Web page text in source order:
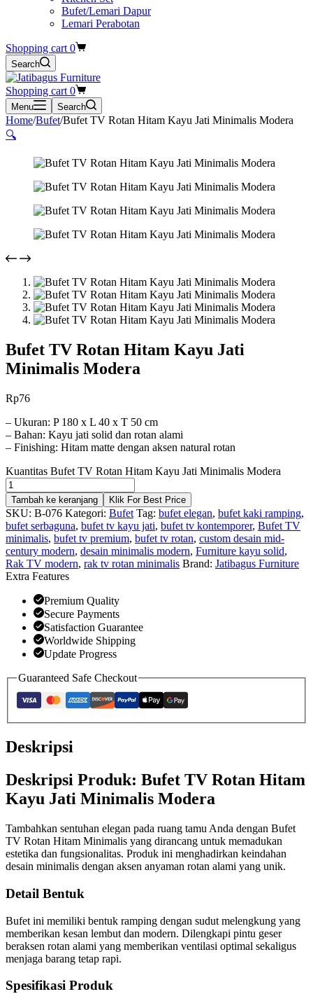
Bufet/Lemari Dapur
Lemari Perabotan
Shopping cart 0
Search
Shopping cart 0
Menu Search
Home/Bufet/Bufet TV Rotan Hitam Kayu Jati Minimalis Modera
🔍
Bufet TV Rotan Hitam Kayu Jati
Minimalis Modera
Rp76
– Ukuran: P 180 x L 40 x T 50 cm
– Bahan: Kayu jati solid dan rotan alami
– Finishing: Hitam matte dengan aksen natural rotan
Kuantitas Bufet TV Rotan Hitam Kayu Jati Minimalis Modera
Tambah ke keranjang Klik For Best Price
SKU: B-076 Kategori: Bufet Tag: bufet elegan, bufet kaki ramping,
bufet serbaguna, bufet tv kayu jati, bufet tv kontemporer, Bufet TV
minimalis, bufet tv premium, bufet tv rotan, custom desain mid-
century modern, desain minimalis modern, Furniture kayu solid,
Rak TV modern, rak tv rotan minimalis Brand: Jatibagus Furniture
Extra Features
Premium Quality
Secure Payments
Satisfaction Guarantee
Worldwide Shipping
Update Progress
Guaranteed Safe Checkout
Deskripsi
Deskripsi Produk: Bufet TV Rotan Hitam
Kayu Jati Minimalis Modera
Tambahkan sentuhan elegan pada ruang tamu Anda dengan Bufet
TV Rotan Hitam Minimalis yang dirancang untuk memadukan
estetika dan fungsionalitas. Produk ini menghadirkan keindahan
desain minimalis dengan aksen anyaman rotan alami yang unik.
Detail Bentuk
Bufet ini memiliki bentuk ramping dengan sudut melengkung yang
memberikan kesan lembut dan modern. Dilengkapi pintu geser
beraksen rotan alami yang memberikan ventilasi optimal sekaligus
menjaga barang tetap rapi.
Spesifikasi Produk